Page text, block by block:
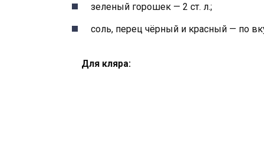
зеленый горошек — 2 ст. л.;
соль, перец чёрный и красный — по
Для кляра: